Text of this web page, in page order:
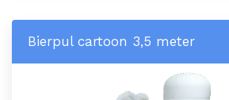
Bierpul cartoon 3,5 meter